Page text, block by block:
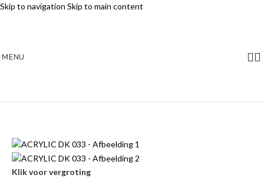
Skip to navigation Skip to main content
MENU
Klik voor vergroting